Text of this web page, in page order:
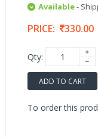
Available-
PRICE: 330.00
Qty:
ADD TO CART
To order this